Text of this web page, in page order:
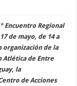
Encuentro Regional
de mayo, de 14 a
organización de la
Atlética de Entre
la
de Acciones